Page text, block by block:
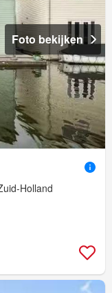
Foto bekijken
Holland